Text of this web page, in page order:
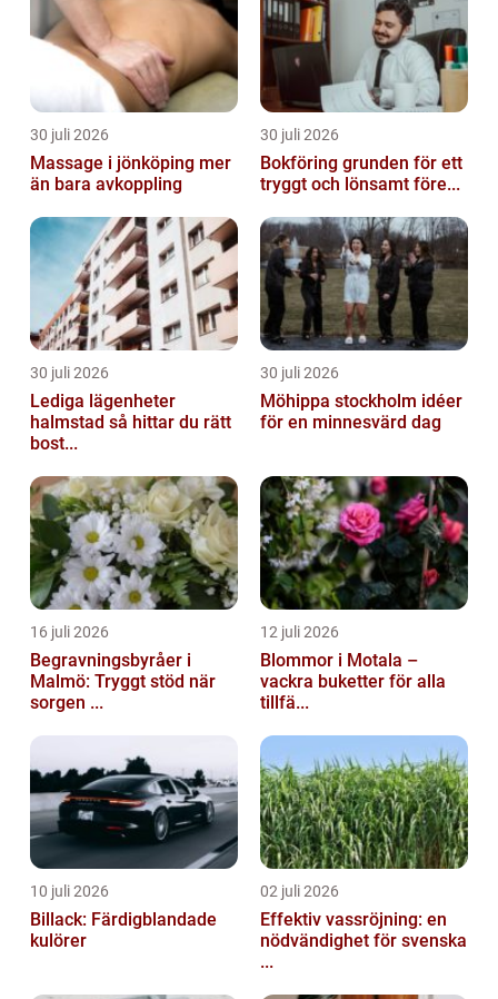
30 juli 2026
Massage i jönköping mer
än bara avkoppling
30 juli 2026
Bokföring grunden för ett
tryggt och lönsamt före...
30 juli 2026
Lediga lägenheter
halmstad så hittar du rätt
bost...
30 juli 2026
Möhippa stockholm idéer
för en minnesvärd dag
16 juli 2026
Begravningsbyråer i
Malmö: Tryggt stöd när
sorgen ...
12 juli 2026
Blommor i Motala –
vackra buketter för alla
tillfä...
10 juli 2026
Billack: Färdigblandade
kulörer
02 juli 2026
Effektiv vassröjning: en
nödvändighet för svenska
...